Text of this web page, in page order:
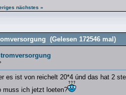
nächstes »
(Gelesen 172546 mal)
es ist von reichelt 20*4 únd das hat 2
muss ich jetzt loeten?